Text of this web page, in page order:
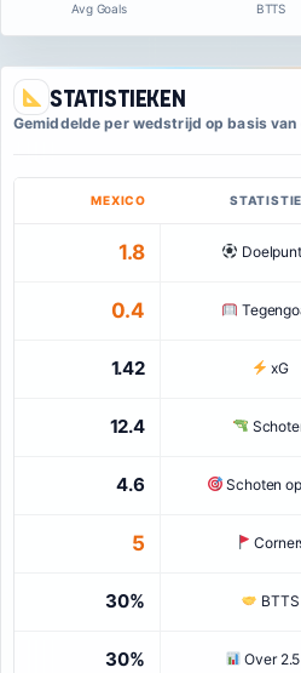
Avg Goals BTTS
Statistieken
Gemiddelde per wedstrijd op basis
MEXICO
1.8
0.4
1.42 xG
12.4
4.6 Schoten
5
30% BTTS
30% Over 2.5